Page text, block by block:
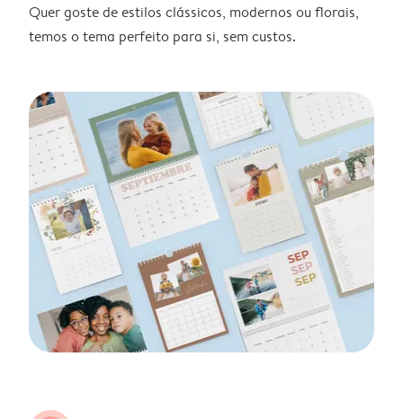
Quer goste de estilos clássicos, modernos ou florais,
temos o tema perfeito para si, sem custos.